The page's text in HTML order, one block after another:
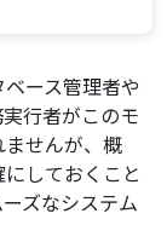
ース管理者や
行者がこのモ
せんが、概
しておくこと
ズなシステム